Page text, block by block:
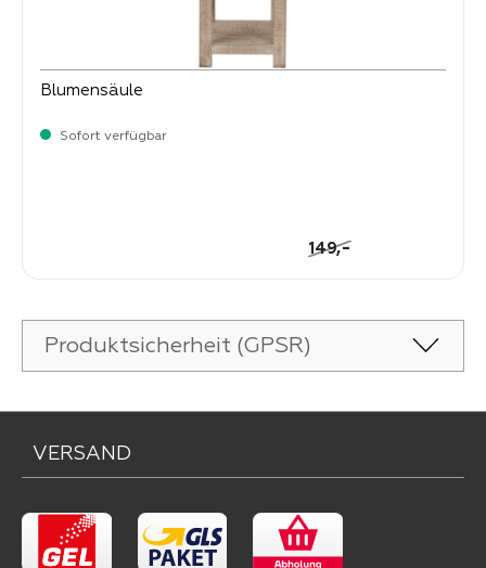
Blumensäule
Sofort verfügbar
Regulärer Preis:
149,-
Produktsicherheit (GPSR)
VERSAND